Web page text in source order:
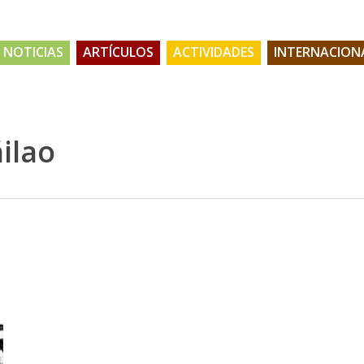
NOTICIAS ARTÍCULOS ACTIVIDADES